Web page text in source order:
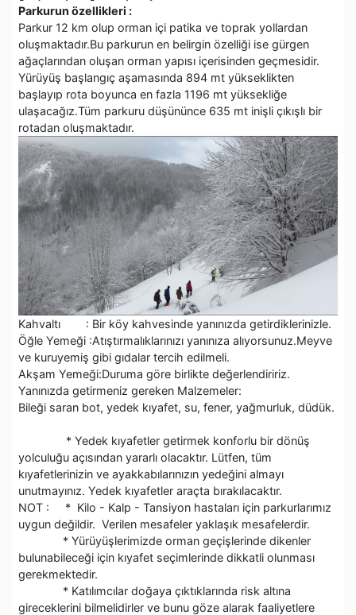
Parkurun özellikleri :
Parkur 12 km olup orman içi patika ve toprak yollardan
oluşmaktadır.Bu parkurun en belirgin özelliği ise gürgen
ağaçlarından oluşan orman yapısı içerisinden geçmesidir.
Yürüyüş başlangıç aşamasında 894 mt yükseklikten
başlayıp rota boyunca en fazla 1196 mt yüksekliğe
ulaşacağız.Tüm parkuru düşününce 635 mt inişli çıkışlı bir
rotadan oluşmaktadır.
Kahvaltı : Bir köy kahvesinde yanınızda getirdiklerinizle.
Öğle Yemeği :Atıştırmalıklarınızı yanınıza alıyorsunuz.Meyve
ve kuruyemiş gibi gıdalar tercih edilmeli.
Akşam Yemeği:Duruma göre birlikte değerlendiririz.
Yanınızda getirmeniz gereken Malzemeler:
Bileği saran bot, yedek kıyafet, su, fener, yağmurluk, düdük.
* Yedek kıyafetler getirmek konforlu bir dönüş
yolculuğu açısından yararlı olacaktır. Lütfen, tüm
kıyafetlerinizin ve ayakkabılarınızın yedeğini almayı
unutmayınız. Yedek kıyafetler araçta bırakılacaktır.
NOT : * Kilo - Kalp - Tansiyon hastaları için parkurlarımız
uygun değildir. Verilen mesafeler yaklaşık mesafelerdir.
* Yürüyüşlerimizde orman geçişlerinde dikenler
bulunabileceği için kıyafet seçimlerinde dikkatli olunması
gerekmektedir.
* Katılımcılar doğaya çıktıklarında risk altına
gireceklerini bilmelidirler ve bunu göze alarak faaliyetlere